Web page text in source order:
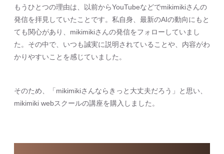
もうひとつの理由は、以前からYouTubeなどでmikimikiさんの
発信を拝見していたことです。私自身、最新のAIの動向にもと
ても関心があり、mikimikiさんの発信をフォローしていまし
た。その中で、いつも誠実に説明されていることや、内容がわ
かりやすいことを感じていました。
そのため、「mikimikiさんならきっと大丈夫だろう」と思い、
mikimiki webスクールの講座を購入しました。